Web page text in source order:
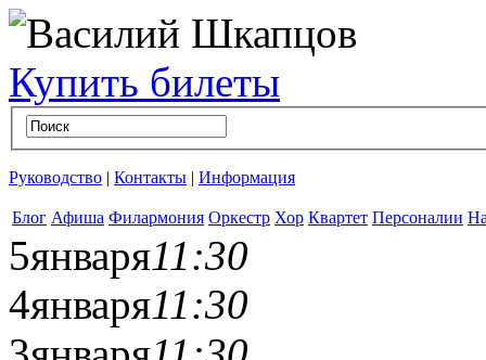
Купить билеты
Руководство | Контакты | Информация
Блог Афиша Филармония Оркестр Хор Квартет Персоналии
5января11:30
4января11:30